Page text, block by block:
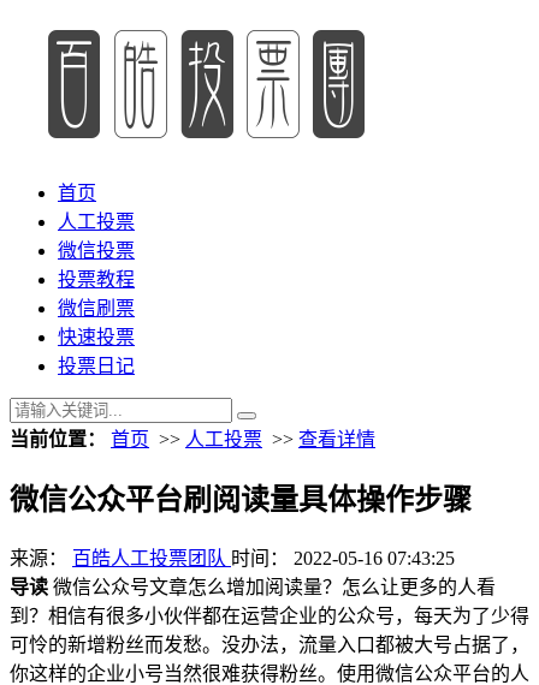
首页
人工投票
微信投票
投票教程
微信刷票
快速投票
投票日记
当前位置： 首页 >> 人工投票 >> 查看详情
微信公众平台刷阅读量具体操作步骤
来源： 百皓人工投票团队 时间： 2022-05-16 07:43:25
导读 微信公众号文章怎么增加阅读量？怎么让更多的人看
到？相信有很多小伙伴都在运营企业的公众号，每天为了少得
可怜的新增粉丝而发愁。没办法，流量入口都被大号占据了，
你这样的企业小号当然很难获得粉丝。使用微信公众平台的人